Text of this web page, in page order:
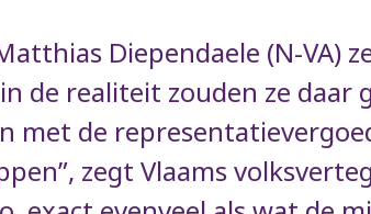
Diependaele (N-VA)
in de realiteit zouden ze
met de
zegt Vlaams